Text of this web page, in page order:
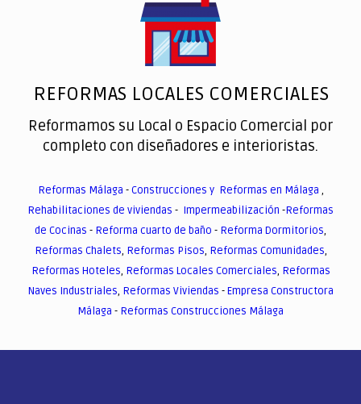
REFORMAS LOCALES COMERCIALES
Reformamos su Local o Espacio Comercial por
completo con diseñadores e interioristas.
Reformas Málaga -Construcciones y Reformas en Málaga ,
Rehabilitaciones de viviendas - Impermeabilización -Reformas
de Cocinas - Reforma cuarto de baño - Reforma Dormitorios,
Reformas Chalets, Reformas Pisos, Reformas Comunidades,
Reformas Hoteles, Reformas Locales Comerciales, Reformas
Naves Industriales, Reformas Viviendas -Empresa Constructora
Málaga - Reformas Construcciones Málaga